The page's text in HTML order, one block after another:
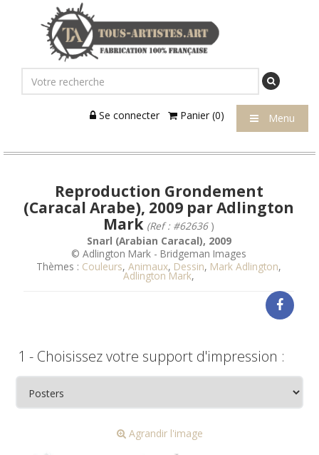
Se connecter Panier (0) Menu
Reproduction Grondement
(Caracal Arabe), 2009 par Adlington
Mark (Ref : #62636)
Snarl (Arabian Caracal), 2009
© Adlington Mark - Bridgeman Images
Thèmes : Couleurs, Animaux, Dessin, Mark Adlington,
Adlington Mark,
1 - Choisissez votre support d'impression :
Agrandir l'image